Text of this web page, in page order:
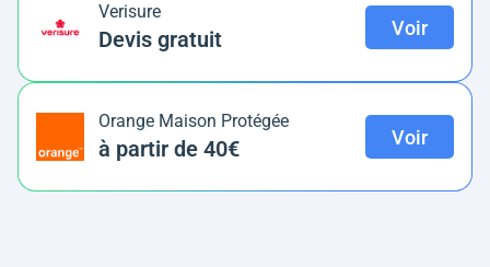
Verisure
Devis gratuit Voir
Orange Maison Protégée
à partir de 40€ Voir